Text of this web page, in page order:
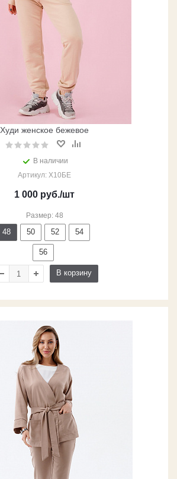
Худи женское бежевое
В наличии
Артикул: Х10БЕ
1 000 руб./шт
Размер: 48
48 50 52 54
56
В корзину